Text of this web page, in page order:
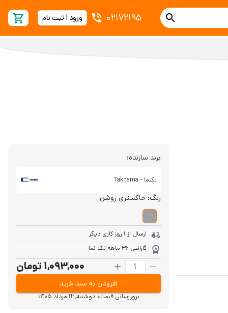
02172195 ورود | ثبت نام
برند سازنده:
تکنما - Taknama
رنگ: خاکستری روشن
ارسال از 1 روز کاری دیگر
گارانتی 36 ماهه تک نما
1,093,000 تومان
افزودن به سبد خرید
بروزرسانی قیمت:دوشنبه, 12 مرداد 1405